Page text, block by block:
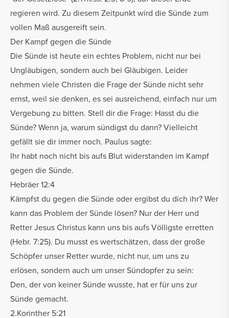
regieren wird. Zu diesem Zeitpunkt wird die Sünde zum
vollen Maß ausgereift sein.
Der Kampf gegen die Sünde
Die Sünde ist heute ein echtes Problem, nicht nur bei
Ungläubigen, sondern auch bei Gläubigen. Leider
nehmen viele Christen die Frage der Sünde nicht sehr
ernst, weil sie denken, es sei ausreichend, einfach nur um
Vergebung zu bitten. Stell dir die Frage: Hasst du die
Sünde? Wenn ja, warum sündigst du dann? Vielleicht
gefällt sie dir immer noch. Paulus sagte:
Ihr habt noch nicht bis aufs Blut widerstanden im Kampf
gegen die Sünde.
Hebräer 12:4
Kämpfst du gegen die Sünde oder ergibst du dich ihr? Wer
kann das Problem der Sünde lösen? Nur der Herr und
Retter Jesus Christus kann uns bis aufs Völligste erretten
(Hebr. 7:25). Du musst es wertschätzen, dass der große
Schöpfer unser Retter wurde, nicht nur, um uns zu
erlösen, sondern auch um unser Sündopfer zu sein:
Den, der von keiner Sünde wusste, hat er für uns zur
Sünde gemacht.
2.Korinther 5:21